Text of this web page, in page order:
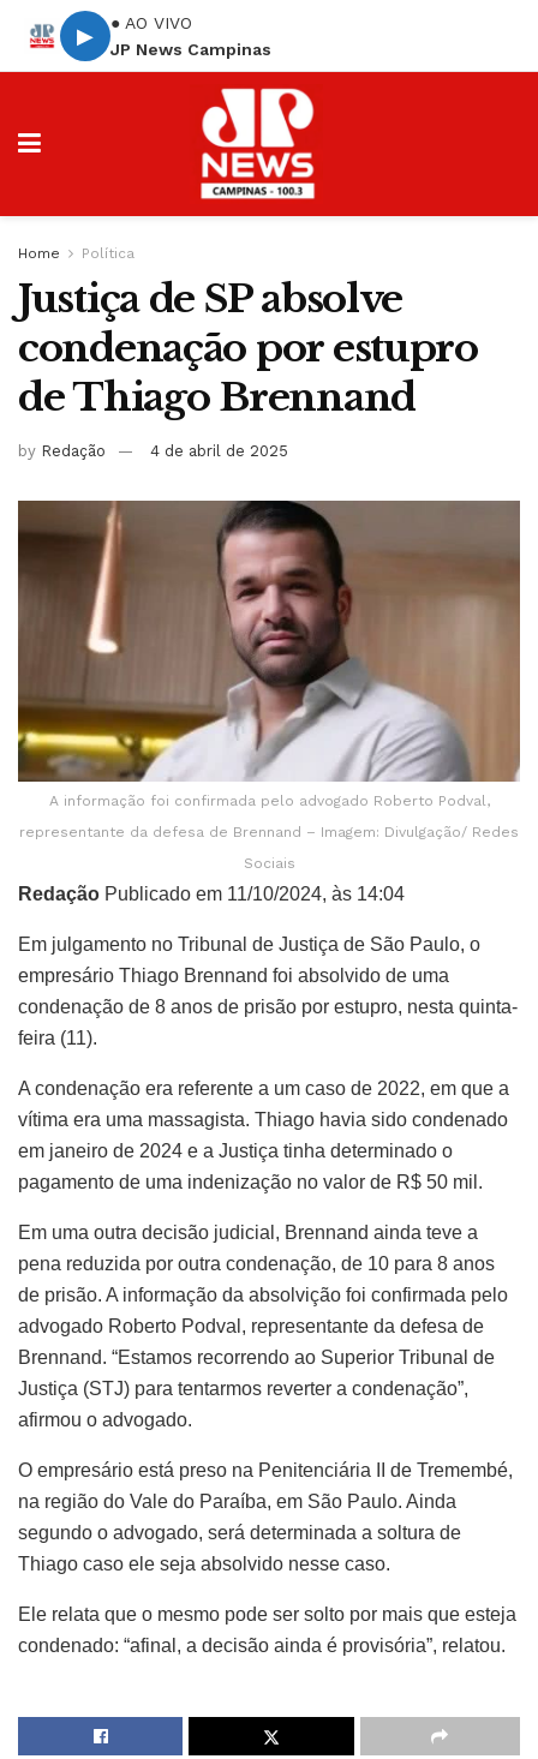
▶
● AO VIVO
JP News Campinas
Home Política
Justiça de SP absolve
condenação por estupro
de Thiago Brennand
by Redação 4 de abril de 2025
A informação foi confirmada pelo advogado Roberto Podval,
representante da defesa de Brennand – Imagem: Divulgação/ Redes
Sociais
Redação Publicado em 11/10/2024, às 14:04
Em julgamento no Tribunal de Justiça de São Paulo, o
empresário Thiago Brennand foi absolvido de uma
condenação de 8 anos de prisão por estupro, nesta quinta-
feira (11).
A condenação era referente a um caso de 2022, em que a
vítima era uma massagista. Thiago havia sido condenado
em janeiro de 2024 e a Justiça tinha determinado o
pagamento de uma indenização no valor de R$ 50 mil.
Em uma outra decisão judicial, Brennand ainda teve a
pena reduzida por outra condenação, de 10 para 8 anos
de prisão. A informação da absolvição foi confirmada pelo
advogado Roberto Podval, representante da defesa de
Brennand. “Estamos recorrendo ao Superior Tribunal de
Justiça (STJ) para tentarmos reverter a condenação”,
afirmou o advogado.
O empresário está preso na Penitenciária II de Tremembé,
na região do Vale do Paraíba, em São Paulo. Ainda
segundo o advogado, será determinada a soltura de
Thiago caso ele seja absolvido nesse caso.
Ele relata que o mesmo pode ser solto por mais que esteja
condenado: “afinal, a decisão ainda é provisória”, relatou.